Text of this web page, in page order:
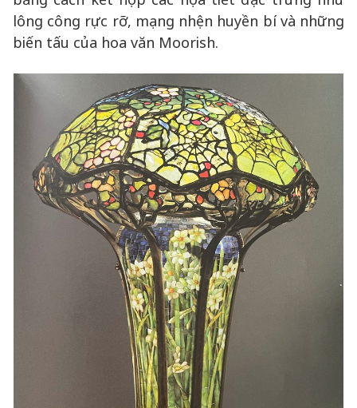
lông công rực rỡ, mạng nhện huyền bí và những
biến tấu của hoa văn Moorish.